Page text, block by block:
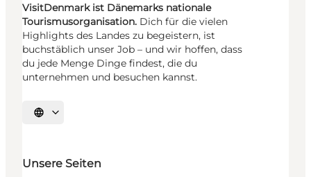
VisitDenmark ist Dänemarks nationale
Tourismusorganisation. Dich für die vielen
Highlights des Landes zu begeistern, ist
buchstäblich unser Job – und wir hoffen, dass
du jede Menge Dinge findest, die du
unternehmen und besuchen kannst.
Sprache auswählen
Unsere Seiten